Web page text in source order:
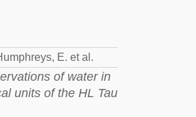
E. et al.
of water in
units of the HL Tau